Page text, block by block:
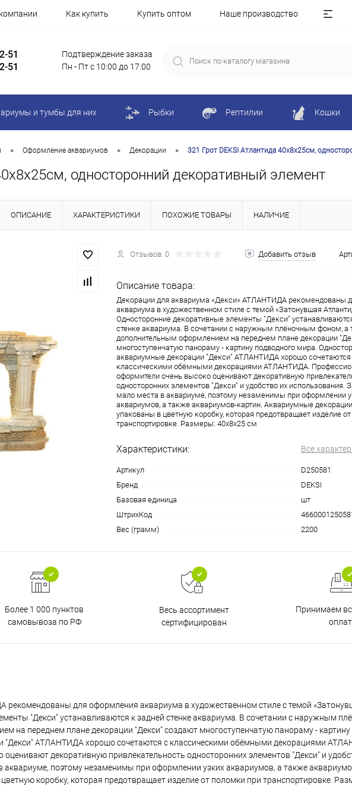
Как купить Купить оптом Наше производство
51
51
Подтверждение заказа
Пн - Пт с 10:00 до 17:00
и тумбы для них Рыбки Рептилии Кошки
• Оформление аквариумов • Декорации • 321 Грот DEKSI Атлантида 40х8х25см,
односторонний декоративный элемент
ОПИСАНИЕ ХАРАКТЕРИСТИКИ ПОХОЖИЕ ТОВАРЫ НАЛИЧИЕ
Отзывов: 0 Добавить отзыв
Описание товара:
Декорации для аквариума «Декси» АТЛАНТИДА рекомендованы
аквариума в художественном стиле с темой «Затонувшая
Односторонние декоративные элементы "Декси"
стенке аквариума. В сочетании с наружным плёночным фоном, а
дополнительным оформлением на переднем плане декорации
многоступенчатую панораму - картину подводного мира.
аквариумные декорации "Декси" АТЛАНТИДА хорошо сочетаются
классическими обёмными декорациями АТЛАНТИДА.
оформители очень высоко оценивают декоративную
односторонних элементов "Декси" и удобство их использования.
мало места в аквариуме, поэтому незаменимы при оформлении
аквариумов, а также аквариумов-картин. Аквариумные
упакованы в цветную коробку, которая предотвращает изделие
транспортировке. Размеры: 40х8х25 см
Характеристики: Все
Артикул
D250581
Бренд
DEKSI
Базовая единица
шт
ШтрихКод
Вес (грамм)
2200
Более 1 000 пунктов
самовывоза по РФ
Весь ассортимент
сертифицирован
Принимаем
для оформления аквариума в художественном стиле с темой
"Декси" устанавливаются к задней стенке аквариума. В сочетании с наружным
на переднем плане декорации "Декси" создают многоступенчатую панораму -
"Декси" АТЛАНТИДА хорошо сочетаются с классическими обёмными декорациями
декоративную привлекательность односторонних элементов "Декси" и
поэтому незаменимы при оформлении узких аквариумов, а также
коробку, которая предотвращает изделие от поломки при транспортировке.